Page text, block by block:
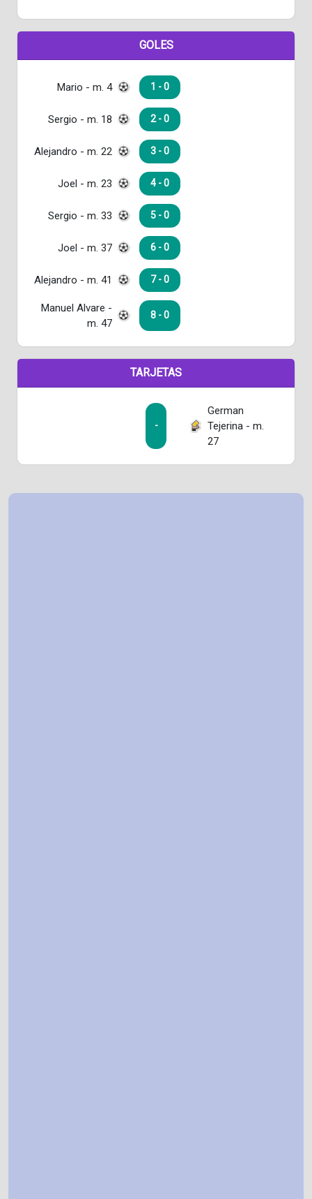
GOLES
Mario - m. 4 1 - 0
Sergio - m. 18 2 - 0
Alejandro - m. 22 3 - 0
Joel - m. 23 4 - 0
Sergio - m. 33 5 - 0
Joel - m. 37 6 - 0
Alejandro - m. 41 7 - 0
Manuel Alvare -
m. 47
8 - 0
TARJETAS
-
German
Tejerina - m.
27